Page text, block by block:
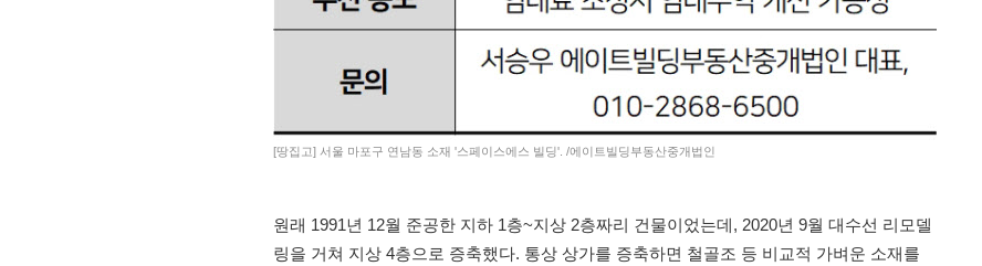
[땅집고] 서울 마포구 연남동 소재 '스페이스에스 빌딩'. /에이트빌딩부동산중개법인
원래 1991년 12월 준공한 지하 1층~지상 2층짜리 건물이었는데, 2020년 9월 대수선 리모델
링을 거쳐 지상 4층으로 증축했다. 통상 상가를 증축하면 철골조 등 비교적 가벼운 소재를